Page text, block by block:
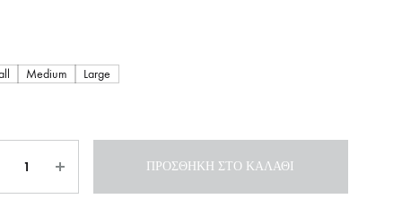
Medium Large
ΠΡΟΣΘΉΚΗ ΣΤΟ ΚΑΛΆΘΙ